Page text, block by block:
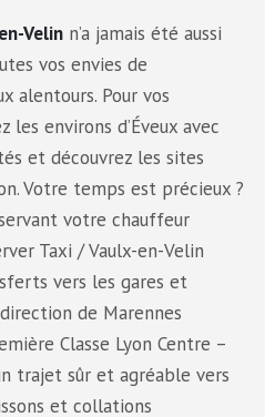
Velin n’a jamais été aussi
vos envies de
alentours. Pour vos
les environs d’Éveux avec
et découvrez les sites
Votre temps est précieux ?
votre chauffeur
Taxi / Vaulx-en-Velin
vers les gares et
de Marennes
Classe Lyon Centre –
trajet sûr et agréable vers
et collations